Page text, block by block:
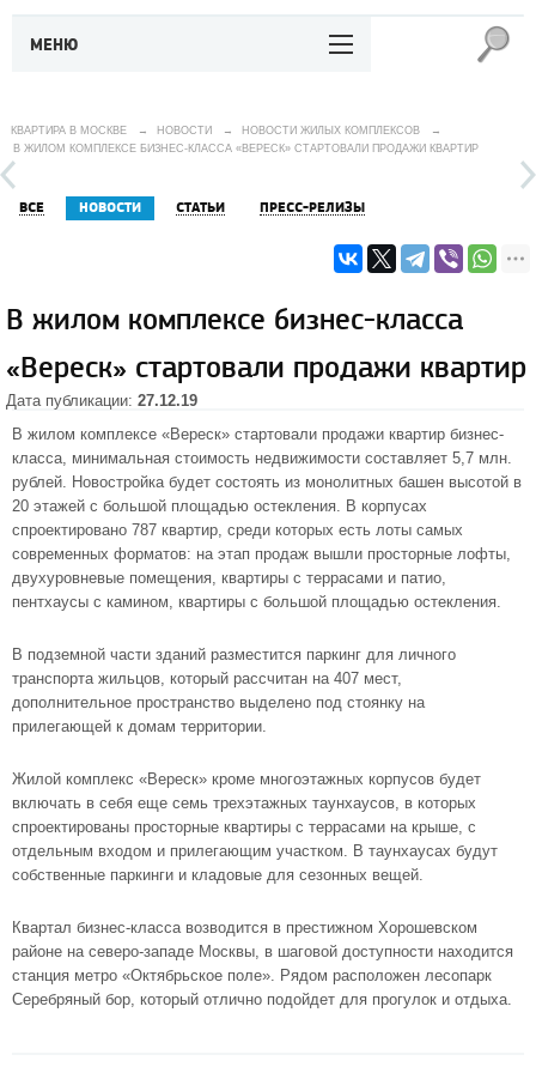
МЕНЮ
КВАРТИРА В МОСКВЕ → НОВОСТИ → НОВОСТИ ЖИЛЫХ КОМПЛЕКСОВ
→
В ЖИЛОМ КОМПЛЕКСЕ БИЗНЕС-КЛАССА «ВЕРЕСК» СТАРТОВАЛИ ПРОДАЖИ КВАРТИР
ВСЕ НОВОСТИ СТАТЬИ ПРЕСС-РЕЛИЗЫ
В жилом комплексе бизнес-класса
«Вереск» стартовали продажи квартир
Дата публикации: 27.12.19
В жилом комплексе «Вереск» стартовали продажи квартир бизнес-
класса, минимальная стоимость недвижимости составляет 5,7 млн.
рублей. Новостройка будет состоять из монолитных башен высотой в
20 этажей с большой площадью остекления. В корпусах
спроектировано 787 квартир, среди которых есть лоты самых
современных форматов: на этап продаж вышли просторные лофты,
двухуровневые помещения, квартиры с террасами и патио,
пентхаусы с камином, квартиры с большой площадью остекления.
В подземной части зданий разместится паркинг для личного
транспорта жильцов, который рассчитан на 407 мест,
дополнительное пространство выделено под стоянку на
прилегающей к домам территории.
Жилой комплекс «Вереск» кроме многоэтажных корпусов будет
включать в себя еще семь трехэтажных таунхаусов, в которых
спроектированы просторные квартиры с террасами на крыше, с
отдельным входом и прилегающим участком. В таунхаусах будут
собственные паркинги и кладовые для сезонных вещей.
Квартал бизнес-класса возводится в престижном Хорошевском
районе на северо-западе Москвы, в шаговой доступности находится
станция метро «Октябрьское поле». Рядом расположен лесопарк
Серебряный бор, который отлично подойдет для прогулок и отдыха.